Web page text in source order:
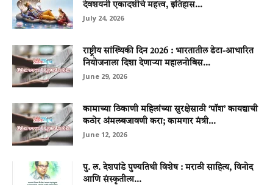
देवशयनी एकादशीचे महत्त्व, इतिहास...
July 24, 2026
राष्ट्रीय सांख्यिकी दिन 2026 : भारतातील डेटा-आधारित
नियोजनाला दिशा देणाऱ्या महालनोबिस...
June 29, 2026
कामाच्या ठिकाणी महिलांच्या सुरक्षेसाठी ‘पॉश’ कायद्याची
कठोर अंमलबजावणी करा; कामगार मंत्री...
June 12, 2026
पु. ल. देशपांडे पुण्यतिथी विशेष : मराठी साहित्य, विनोद
आणि संस्कृतीला...